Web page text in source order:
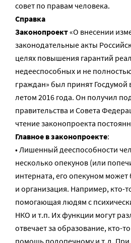
совет по правам человека.
Справка
Законопроект«О внесении
законодательные акты
целях повышения гарантий
недееспособных и не
граждан» был принят Госдумой
летом 2016 года. Он получил
правительства и Совета
чтение законопроекта
Главное в законопроекте:
• Лишенный дееспособности
несколько опекунов (или
интерната, его опекуном может
и организация. Например, кто-
помогающая людям с
НКО и т.п. Их функции могут
отвечает за образование, кто-
помощь подопечному и т.д. При